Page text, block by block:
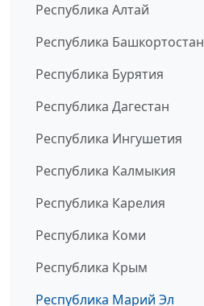
Республика Алтай
Республика Башкортостан
Республика Бурятия
Республика Дагестан
Республика Ингушетия
Республика Калмыкия
Республика Карелия
Республика Коми
Республика Крым
Республика Марий Эл